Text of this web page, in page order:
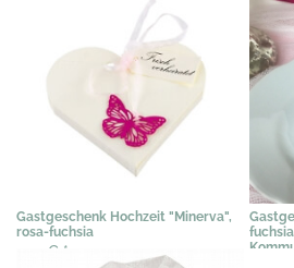
Gastgeschenk Hochzeit "Minerva",
rosa-fuchsia
2,41 € *